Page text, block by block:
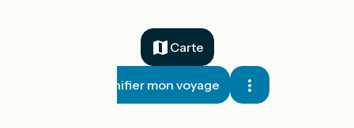
Carte
Planifier mon voyage